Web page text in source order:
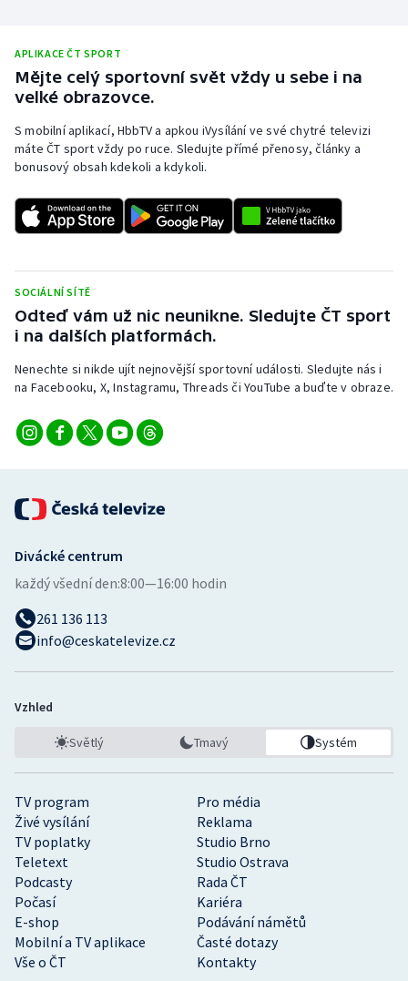
APLIKACE ČT SPORT
Mějte celý sportovní svět vždy u sebe i na
velké obrazovce.
S mobilní aplikací, HbbTV a apkou iVysílání ve své chytré televizi
máte ČT sport vždy po ruce. Sledujte přímé přenosy, články a
bonusový obsah kdekoli a kdykoli.
SOCIÁLNÍ SÍTĚ
Odteď vám už nic neunikne. Sledujte ČT sport
i na dalších platformách.
Nenechte si nikde ujít nejnovější sportovní události. Sledujte nás i
na Facebooku, X, Instagramu, Threads či YouTube a buďte v obraze.
TV program
Pro média
Živé vysílání
Reklama
TV poplatky
Studio Brno
Teletext
Studio Ostrava
Podcasty
Rada ČT
Počasí
Kariéra
E-shop
Podávání námětů
Mobilní a TV aplikace
Časté dotazy
Vše o ČT
Kontakty
Divácké centrum
každý všední den:8:00—16:00 hodin
261 136 113
info@ceskatelevize.cz
Vzhled
Světlý Tmavý Systém